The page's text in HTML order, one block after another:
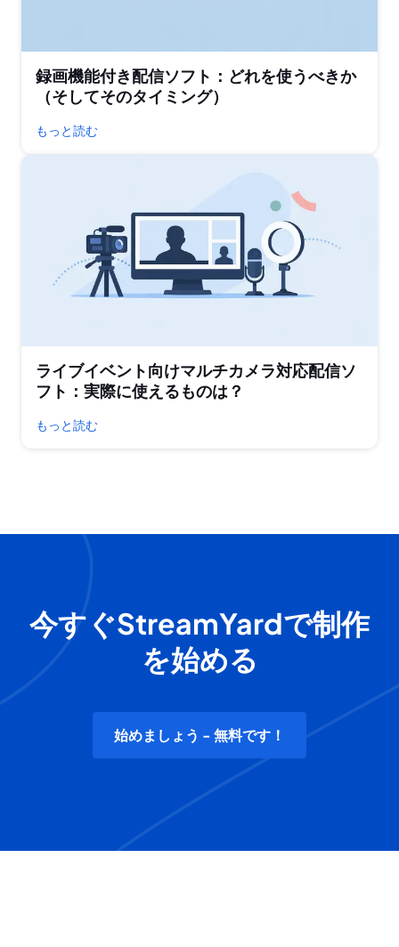
録画機能付き配信ソフト：どれを使うべきか
（そしてそのタイミング）
もっと読む
ライブイベント向けマルチカメラ対応配信ソ
フト：実際に使えるものは？
もっと読む
今すぐStreamYardで制作
を始める
始めましょう - 無料です！